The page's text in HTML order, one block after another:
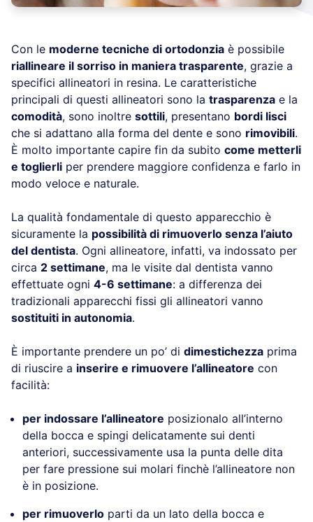
Con le moderne tecniche di ortodonzia è possibile
riallineare il sorriso in maniera trasparente, grazie a
specifici allineatori in resina. Le caratteristiche
principali di questi allineatori sono la trasparenza e la
comodità, sono inoltre sottili, presentano bordi lisci
che si adattano alla forma del dente e sono rimovibili.
È molto importante capire fin da subito come metterli
e toglierli per prendere maggiore confidenza e farlo in
modo veloce e naturale.
La qualità fondamentale di questo apparecchio è
sicuramente la possibilità di rimuoverlo senza l’aiuto
del dentista. Ogni allineatore, infatti, va indossato per
circa 2 settimane, ma le visite dal dentista vanno
effettuate ogni 4-6 settimane: a differenza dei
tradizionali apparecchi fissi gli allineatori vanno
sostituiti in autonomia.
È importante prendere un po’ di dimestichezza prima
di riuscire a inserire e rimuovere l’allineatore con
facilità:
per indossare l’allineatore posizionalo all’interno
della bocca e spingi delicatamente sui denti
anteriori, successivamente usa la punta delle dita
per fare pressione sui molari finchè l’allineatore non
è in posizione.
per rimuoverlo parti da un lato della bocca e